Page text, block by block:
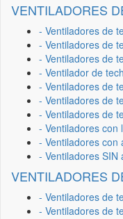
VENTILADORES
- Ventiladores de
- Ventiladores de
- Ventiladores de
- Ventilador de
- Ventiladores de
- Ventiladores de
- Ventiladores de
- Ventiladores con
- Ventiladores con
- Ventiladores SIN
VENTILADORES
- Ventiladores de
- Ventiladores de